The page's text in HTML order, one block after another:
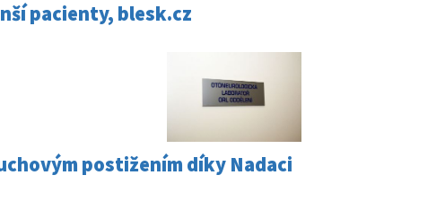
pacienty, blesk.cz
postižením díky Nadaci